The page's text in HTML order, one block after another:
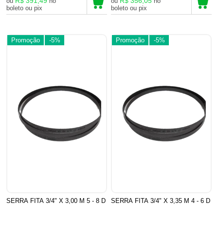
boleto ou pix
boleto ou pix
Promoção -5%
SERRA FITA 3/4" X 3,00 M 5 - 8 D
Promoção -5%
SERRA FITA 3/4" X 3,35 M 4 - 6 D